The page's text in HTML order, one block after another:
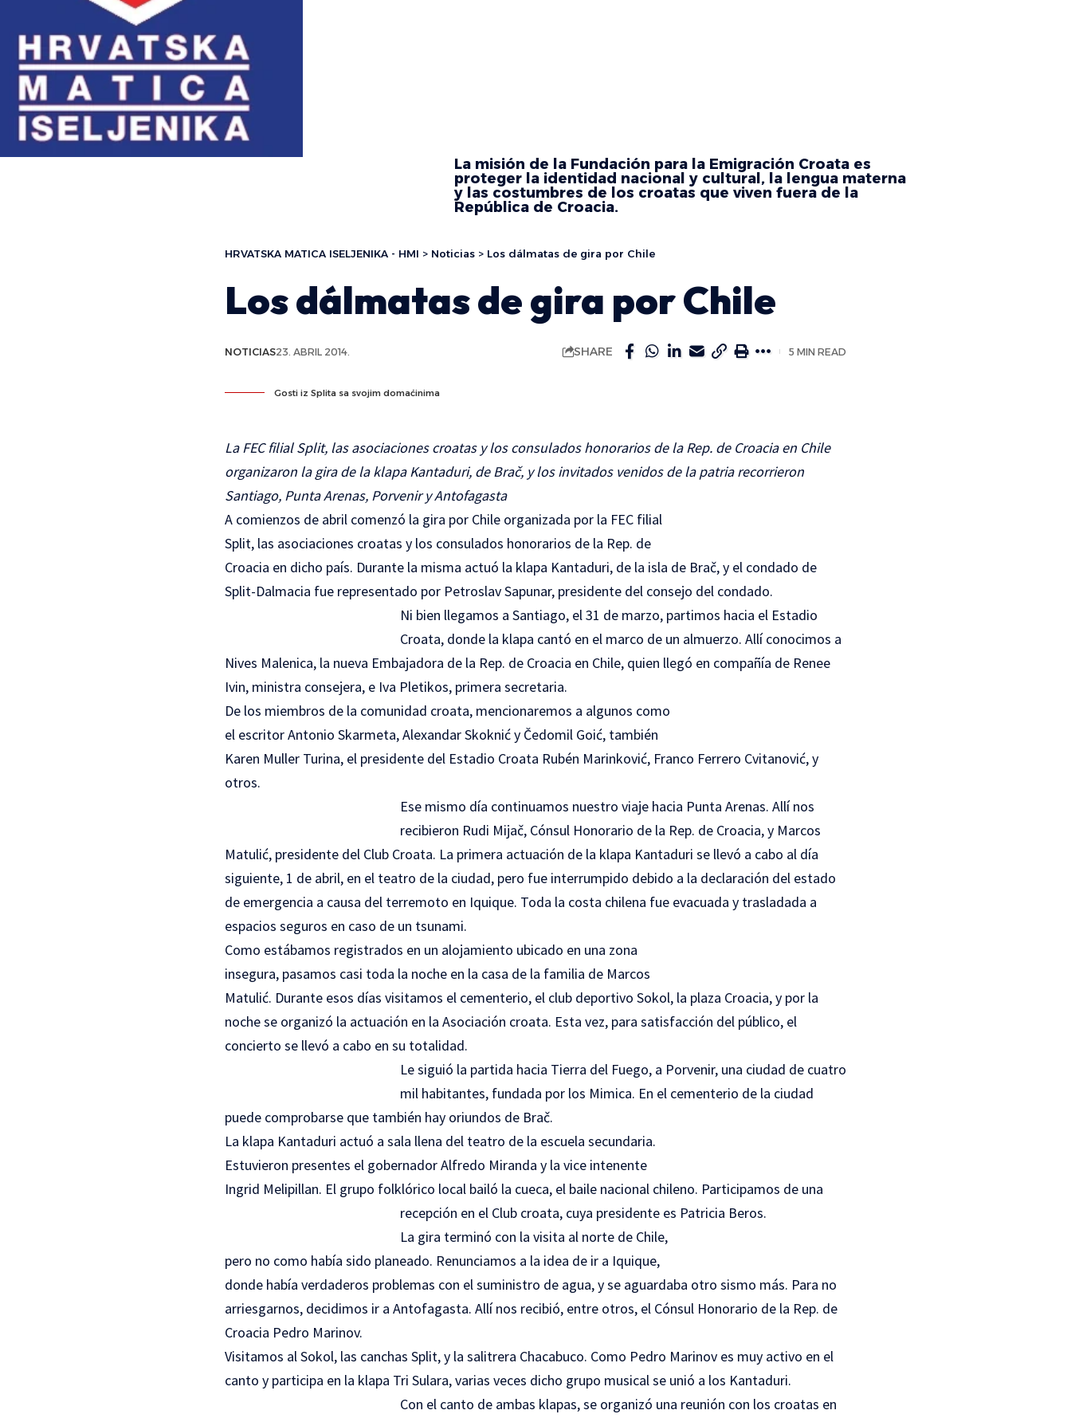
La misión de la Fundación para la Emigración Croata es
proteger la identidad nacional y cultural, la lengua materna
y las costumbres de los croatas que viven fuera de la
República de Croacia.
HRVATSKA MATICA ISELJENIKA - HMI > Noticias > Los dálmatas de gira por Chile
Los dálmatas de gira por Chile
NOTICIAS23. ABRIL 2014. SHARE 5 MIN READ
Gosti iz Splita sa svojim domaćinima
La FEC filial Split, las asociaciones croatas y los consulados honorarios de la Rep. de Croacia en Chile
organizaron la gira de la klapa Kantaduri, de Brač, y los invitados venidos de la patria recorrieron
Santiago, Punta Arenas, Porvenir y Antofagasta
A comienzos de abril comenzó la gira por Chile organizada por la FEC filial
Split, las asociaciones croatas y los consulados honorarios de la Rep. de
Croacia en dicho país. Durante la misma actuó la klapa Kantaduri, de la isla de Brač, y el condado de
Split-Dalmacia fue representado por Petroslav Sapunar, presidente del consejo del condado.
Ni bien llegamos a Santiago, el 31 de marzo, partimos hacia el Estadio
Croata, donde la klapa cantó en el marco de un almuerzo. Allí conocimos a
Nives Malenica, la nueva Embajadora de la Rep. de Croacia en Chile, quien llegó en compañía de Renee
Ivin, ministra consejera, e Iva Pletikos, primera secretaria.
De los miembros de la comunidad croata, mencionaremos a algunos como
el escritor Antonio Skarmeta, Alexandar Skoknić y Čedomil Goić, también
Karen Muller Turina, el presidente del Estadio Croata Rubén Marinković, Franco Ferrero Cvitanović, y
otros.
Ese mismo día continuamos nuestro viaje hacia Punta Arenas. Allí nos
recibieron Rudi Mijač, Cónsul Honorario de la Rep. de Croacia, y Marcos
Matulić, presidente del Club Croata. La primera actuación de la klapa Kantaduri se llevó a cabo al día
siguiente, 1 de abril, en el teatro de la ciudad, pero fue interrumpido debido a la declaración del estado
de emergencia a causa del terremoto en Iquique. Toda la costa chilena fue evacuada y trasladada a
espacios seguros en caso de un tsunami.
Como estábamos registrados en un alojamiento ubicado en una zona
insegura, pasamos casi toda la noche en la casa de la familia de Marcos
Matulić. Durante esos días visitamos el cementerio, el club deportivo Sokol, la plaza Croacia, y por la
noche se organizó la actuación en la Asociación croata. Esta vez, para satisfacción del público, el
concierto se llevó a cabo en su totalidad.
Le siguió la partida hacia Tierra del Fuego, a Porvenir, una ciudad de cuatro
mil habitantes, fundada por los Mimica. En el cementerio de la ciudad
puede comprobarse que también hay oriundos de Brač.
La klapa Kantaduri actuó a sala llena del teatro de la escuela secundaria.
Estuvieron presentes el gobernador Alfredo Miranda y la vice intenente
Ingrid Melipillan. El grupo folklórico local bailó la cueca, el baile nacional chileno. Participamos de una
recepción en el Club croata, cuya presidente es Patricia Beros.
La gira terminó con la visita al norte de Chile,
pero no como había sido planeado. Renunciamos a la idea de ir a Iquique,
donde había verdaderos problemas con el suministro de agua, y se aguardaba otro sismo más. Para no
arriesgarnos, decidimos ir a Antofagasta. Allí nos recibió, entre otros, el Cónsul Honorario de la Rep. de
Croacia Pedro Marinov.
Visitamos al Sokol, las canchas Split, y la salitrera Chacabuco. Como Pedro Marinov es muy activo en el
canto y participa en la klapa Tri Sulara, varias veces dicho grupo musical se unió a los Kantaduri.
Con el canto de ambas klapas, se organizó una reunión con los croatas en